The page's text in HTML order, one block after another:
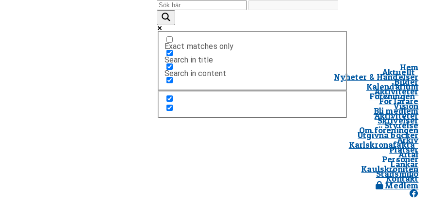
Hem
Aktuellt
Nyheter & Händelser
Bilder
Kalendarium
Aktiviteter
Föreningen
För lärare
Vision
Bli medlem
Aktiviteter
Skrivelser
Styrelse
Om föreningen
Utgivna böcker
Arkiv
Karlskronafakta
Platser
Årtal
Personer
Länkar
Kaulskroniten
Stadsmiljö
Kontakt
Medlem
Exact matches only
Search in title
Search in content